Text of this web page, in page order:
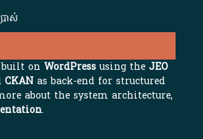
រាស់
built onWordPressusing theJEO
CKAN as back-end for structured
about the system architecture,
.